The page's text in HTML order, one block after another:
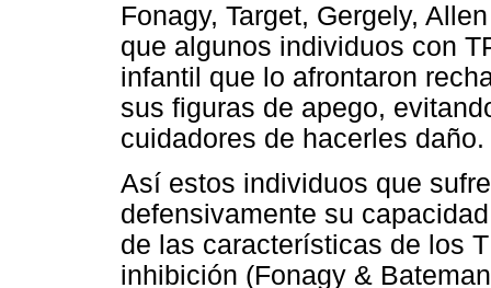
Fonagy, Target, Gergely,
que algunos individuos con
infantil que lo afrontaron
sus figuras de apego,
cuidadores de hacerles daño.
Así estos individuos que
defensivamente su
de las características de los
inhibición (Fonagy &